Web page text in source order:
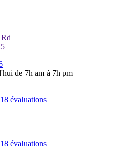
de 7h am à 7h pm
18 évaluations
18 évaluations